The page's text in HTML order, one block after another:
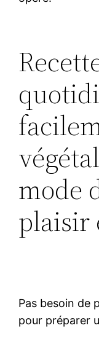
mode
plaisir
Pas besoin de
pour préparer